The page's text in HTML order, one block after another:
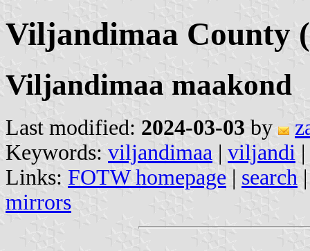
Viljandimaa County
Viljandimaa maakond
Last modified: 2024-03-03 by
Keywords: viljandimaa | viljandi |
Links: FOTW homepage | search
mirrors